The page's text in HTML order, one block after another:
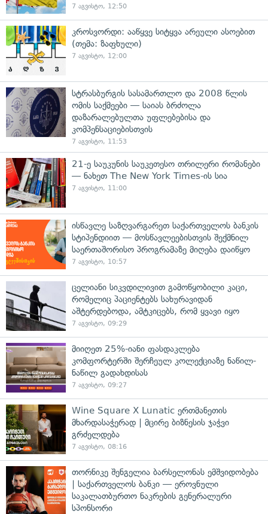
7 აგვისტო, 12:50
კროსვორდი: ააწყვე სიტყვა არეული ასოებით
(თემა: ზაფხული)
7 აგვისტო, 12:00
სტრასბურგის სასამართლო და 2008 წლის
ომის საქმეები — საიას ბრძოლა
დაზარალებულთა უფლებებისა და
კომპენსაციებისთვის
7 აგვისტო, 11:53
21-ე საუკუნის საუკეთესო თრილერი რომანები
— ნახეთ The New York Times-ის სია
7 აგვისტო, 11:00
ისწავლე საზღვარგარეთ საქართველოს ბანკის
სტიპენდიით — მოსწავლეებისთვის შექმნილ
საერთაშორისო პროგრამაზე მიღება დაიწყო
7 აგვისტო, 10:57
ცელიანი სიკვდილივით გამოწყობილი კაცი,
რომელიც პაციენტებს სახურავიდან
აშტერდებოდა, ამტკიცებს, რომ ყვავი იყო
7 აგვისტო, 09:29
მიიღეთ 25%-იანი ფასდაკლება
კომფორტერში შერჩეულ კოლექციაზე ნაწილ-
ნაწილ გადახდისას
7 აგვისტო, 09:27
Wine Square X Lunatic ერთმანეთის
მხარდასაჭერად | მცირე ბიზნესის ჯაჭვი
გრძელდება
7 აგვისტო, 08:16
თორნიკე შენგელია ბარსელონას ემშვიდობება
| საქართველოს ბანკი — ეროვნული
საკალათბურთო ნაკრების გენერალური
სპონსორი